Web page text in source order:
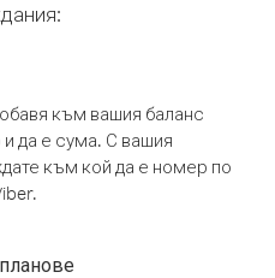
към вашия баланс
и да е сума. С вашия
към кой да е номер по